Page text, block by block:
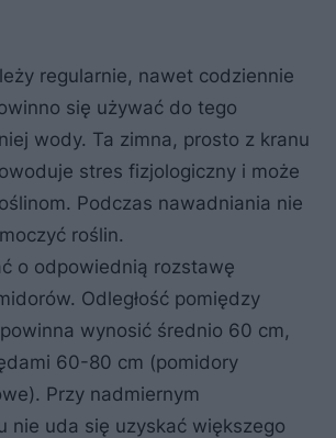
regularnie, nawet codziennie
się używać do tego
wody. Ta zimna, prosto z kranu
stres fizjologiczny i może
Podczas nawadniania nie
roślin.
o odpowiednią rozstawę
Odległość pomiędzy
wynosić średnio 60 cm,
60-80 cm (pomidory
Przy nadmiernym
nie uda się uzyskać większego